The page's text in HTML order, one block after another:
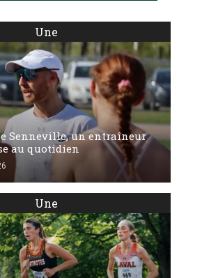
Une
Senneville, un entraîneur
au quotidien
Une